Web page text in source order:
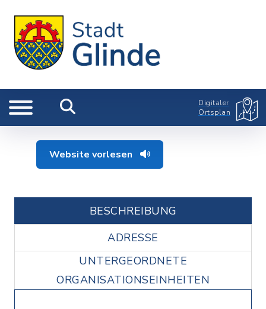
Digitaler
Ortsplan
Website vorlesen
BESCHREIBUNG
ADRESSE
UNTERGEORDNETE
ORGANISATIONSEINHEITEN